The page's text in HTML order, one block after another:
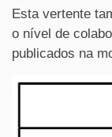
Esta vertente
o nível de
publicados na